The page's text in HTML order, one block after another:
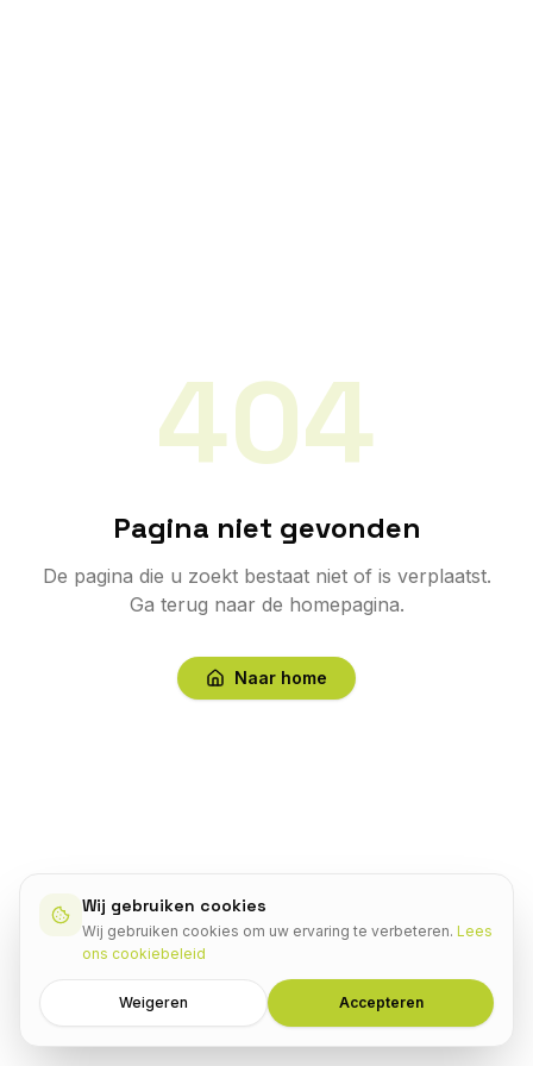
Wij gebruiken cookies
Wij gebruiken cookies om uw ervaring te verbeteren. Lees
ons cookiebeleid
Weigeren Accepteren
404
Pagina niet gevonden
De pagina die u zoekt bestaat niet of is verplaatst.
Ga terug naar de homepagina.
Naar home